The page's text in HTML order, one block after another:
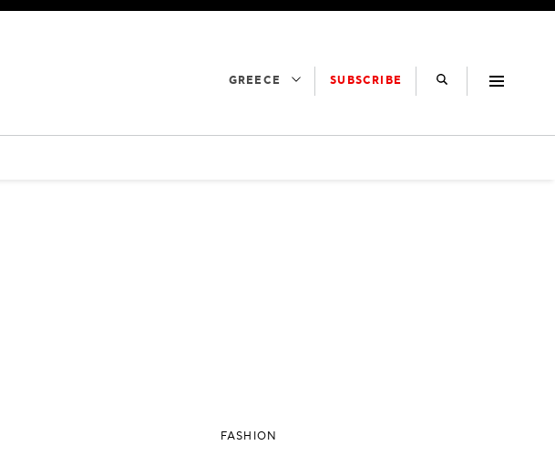
GREECE SUBSCRIBE
FASHION